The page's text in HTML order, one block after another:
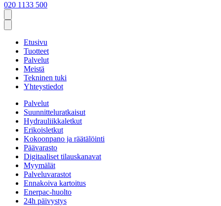
020 1133 500
Etusivu
Tuotteet
Palvelut
Meistä
Tekninen tuki
Yhteystiedot
Palvelut
Suunnitteluratkaisut
Hydrauliikkaletkut
Erikoisletkut
Kokoonpano ja räätälöinti
Päävarasto
Digitaaliset tilauskanavat
Myymälät
Palveluvarastot
Ennakoiva kartoitus
Enerpac-huolto
24h päivystys